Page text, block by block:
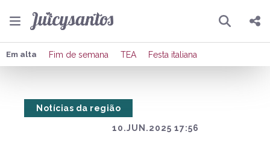
Pesquisar
Compartilhar
Em alta Fim de semana TEA Festa italiana
10.JUN.2025 17:56
Notícias da região